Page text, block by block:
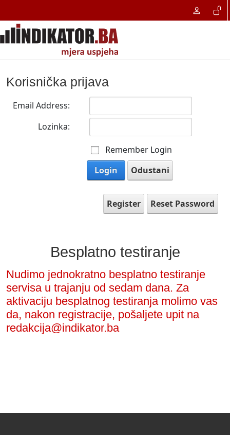
Korisnička prijava
Email Address:
Lozinka:
Remember Login
Login
Odustani
Register Reset Password
Besplatno testiranje
Nudimo jednokratno besplatno testiranje
servisa u trajanju od sedam dana. Za
aktivaciju besplatnog testiranja molimo vas
da, nakon registracije, pošaljete upit na
redakcija@indikator.ba